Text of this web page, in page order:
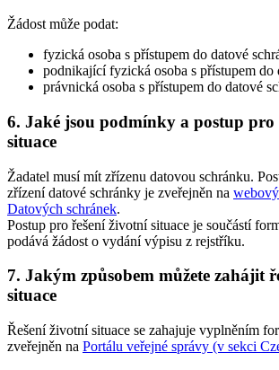
Žádost může podat:
fyzická osoba s přístupem do datové
podnikající fyzická osoba s přístupem do
právnická osoba s přístupem do datové
6. Jaké jsou podmínky a postup pro
situace
Žadatel musí mít zřízenu datovou schránku.
zřízení datové schránky je zveřejněn na
Datových schránek.
Postup pro řešení životní situace je součástí
podává žádost o vydání výpisu z rejstříku.
7. Jakým způsobem můžete zahájit
situace
Řešení životní situace se zahajuje vyplněním
zveřejněn na Portálu veřejné správy (v sekci